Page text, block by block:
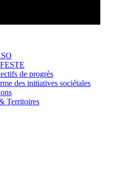
de progrès
des initiatives sociétales
Territoires